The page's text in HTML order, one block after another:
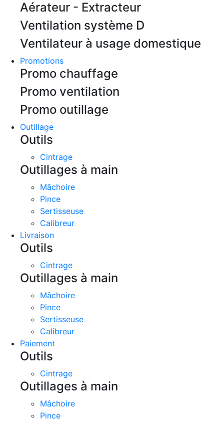
Aérateur - Extracteur
Ventilation système D
Ventilateur à usage domestique
Promotions
Promo chauffage
Promo ventilation
Promo outillage
Outillage
Outils
Cintrage
Outillages à main
Mâchoire
Pince
Sertisseuse
Calibreur
Livraison
Outils
Cintrage
Outillages à main
Mâchoire
Pince
Sertisseuse
Calibreur
Paiement
Outils
Cintrage
Outillages à main
Mâchoire
Pince